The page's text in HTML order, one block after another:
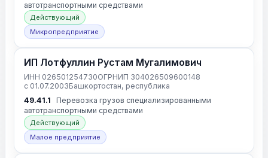
автотранспортными средствами
Действующий
Микропредприятие
ИП Лотфуллин Рустам Мугалимович
ИНН 026501254730ОГРНИП 304026509600148
с 01.07.2003Башкортостан, республика
49.41.1
Перевозка грузов специализированными
автотранспортными средствами
Действующий
Малое предприятие